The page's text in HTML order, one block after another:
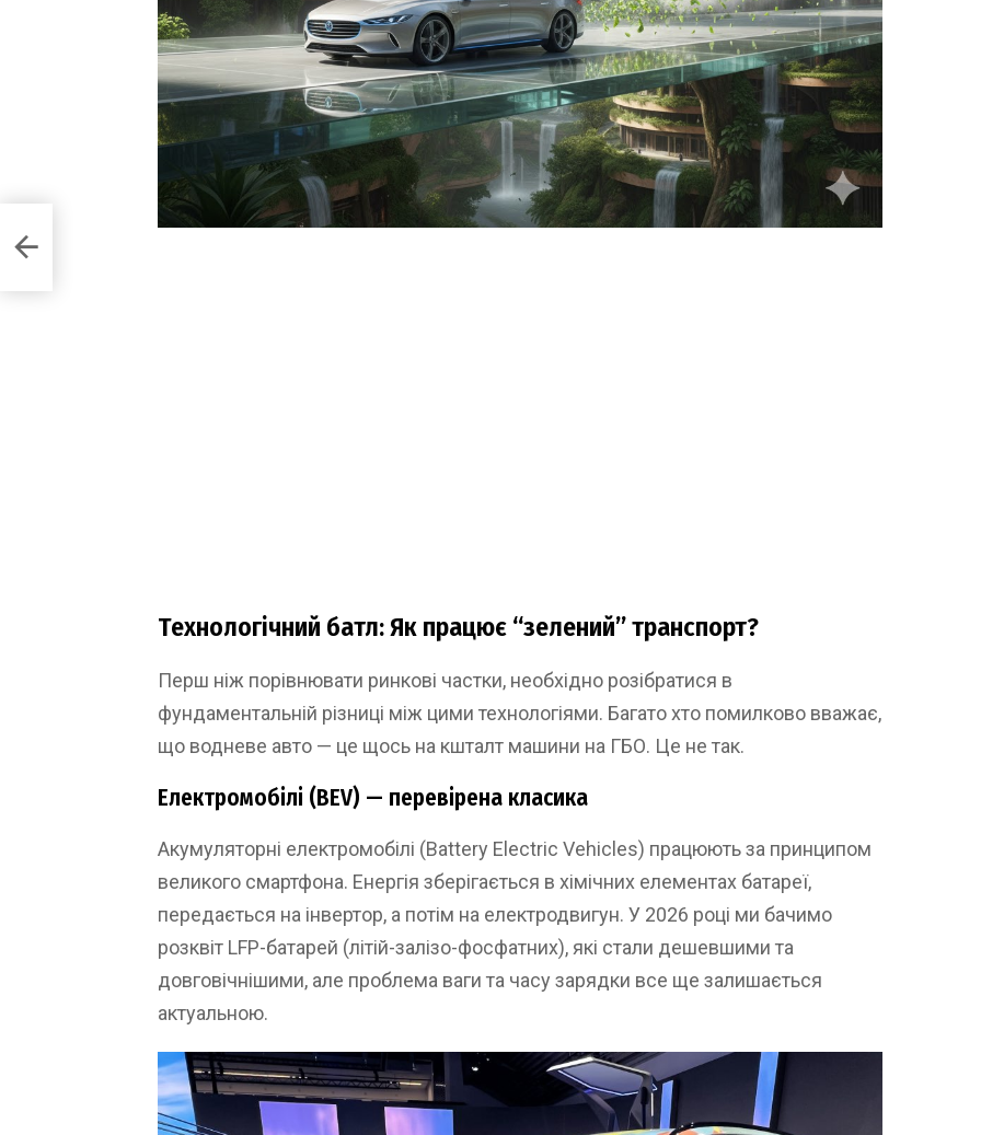
Технологічний батл: Як працює “зелений” транспорт?
Перш ніж порівнювати ринкові частки, необхідно розібратися в
фундаментальній різниці між цими технологіями. Багато хто помилково вважає,
що водневе авто — це щось на кшталт машини на ГБО. Це не так.
Електромобілі (BEV) — перевірена класика
Акумуляторні електромобілі (Battery Electric Vehicles) працюють за принципом
великого смартфона. Енергія зберігається в хімічних елементах батареї,
передається на інвертор, а потім на електродвигун. У 2026 році ми бачимо
розквіт LFP-батарей (літій-залізо-фосфатних), які стали дешевшими та
довговічнішими, але проблема ваги та часу зарядки все ще залишається
актуальною.